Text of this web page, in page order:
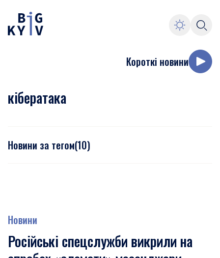
Короткі новини
кібератака
Новини за тегом(10)
Новини
Російські спецслужби викрили на